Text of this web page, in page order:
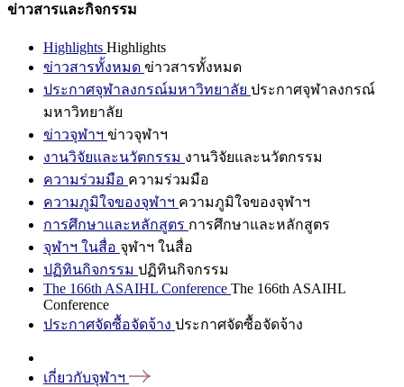
ข่าวสารและกิจกรรม
Highlights Highlights
ข่าวสารทั้งหมด ข่าวสารทั้งหมด
ประกาศจุฬาลงกรณ์มหาวิทยาลัย ประกาศจุฬาลงกรณ์
มหาวิทยาลัย
ข่าวจุฬาฯ ข่าวจุฬาฯ
งานวิจัยและนวัตกรรม งานวิจัยและนวัตกรรม
ความร่วมมือ ความร่วมมือ
ความภูมิใจของจุฬาฯ ความภูมิใจของจุฬาฯ
การศึกษาและหลักสูตร การศึกษาและหลักสูตร
จุฬาฯ ในสื่อ จุฬาฯ ในสื่อ
ปฏิทินกิจกรรม ปฏิทินกิจกรรม
The 166th ASAIHL Conference The 166th ASAIHL
Conference
ประกาศจัดซื้อจัดจ้าง ประกาศจัดซื้อจัดจ้าง
เกี่ยวกับจุฬาฯ